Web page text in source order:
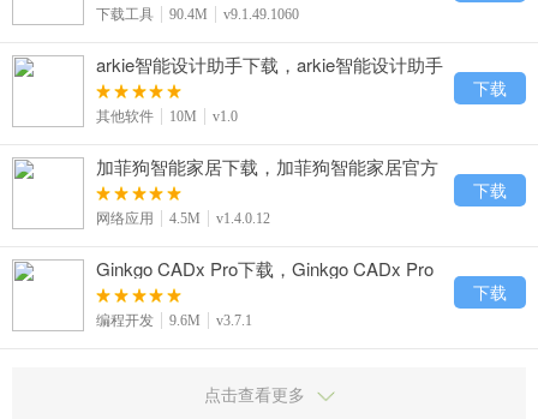
下载工具 90.4M v9.1.49.1060
arkie智能设计助手下载，arkie智能设计助手
官方免费下载 v1.0
其他软件 10M v1.0
下载
加菲狗智能家居下载，加菲狗智能家居官方
免费下载 v1.4.0.12
网络应用 4.5M v1.4.0.12
下载
Ginkgo CADx Pro下载，Ginkgo CADx Pro
官方免费下载 v3.7.1
编程开发 9.6M v3.7.1
下载
点击查看更多